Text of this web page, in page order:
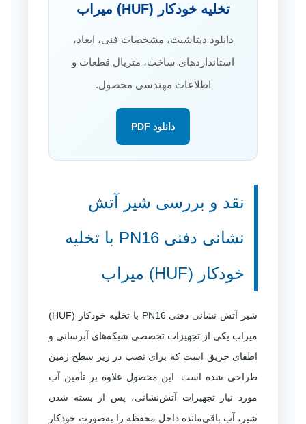
تخلیه خودکار (HUF) میراب
دانلود دیتاشیت، مشخصات فنی، ابعاد،
استانداردهای ساخت، متریال قطعات و
اطلاعات مهندسی محصول.
دانلود PDF
نقد و بررسی شیر آتش
نشانی دفنی PN16 با تخلیه
خودکار (HUF) میراب
شیر آتش نشانی دفنی PN16 با تخلیه خودکار (HUF)
میراب یکی از تجهیزات تخصصی شبکه‌های آبرسانی و
اطفای حریق است که برای نصب در زیر سطح زمین
طراحی شده است. این محصول علاوه بر تأمین آب
مورد نیاز تجهیزات آتش‌نشانی، پس از بسته شدن
شیر، آب باقی‌مانده داخل محفظه را به‌صورت خودکار